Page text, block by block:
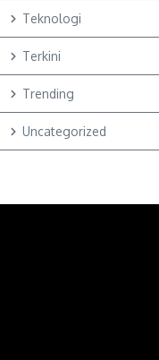
Teknologi
Terkini
Trending
Uncategorized